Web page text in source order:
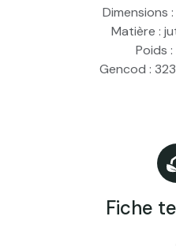
Dimensions :
Matière :
Poids :
Gencod :
Fiche